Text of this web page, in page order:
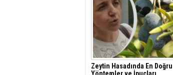
Zeytin Hasadında En Doğru